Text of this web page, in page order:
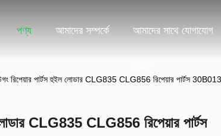
পণ্য আমাদের সম্পর্কে আমাদের সাথে যোগাযোগ
রিপেয়ার পার্টস হুইল লোডার CLG835 CLG856 রিপেয়ার পার্টস
CLG835 CLG856 রিপেয়ার পার্টস